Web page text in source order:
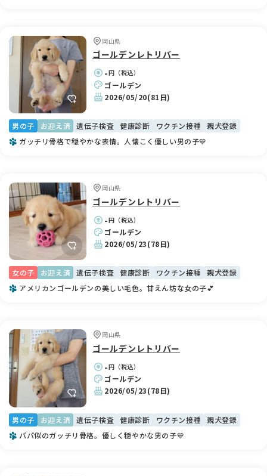
岡山県
ゴールデンレトリバー
-円（税込）
ゴールデン
2026/05/20(81日)
男の子 お迎え済 遺伝子検査 健康診断 ワクチン接種
親犬登録
ガッチリ骨格で穏やかな表情。人懐こく優しい男の子💙
岡山県
ゴールデンレトリバー
-円（税込）
ゴールデン
2026/05/23(78日)
女の子 お迎え済 遺伝子検査 健康診断 ワクチン接種
親犬登録
アメリカンゴールデンの美しい毛色。甘えん坊な女の子💕
岡山県
ゴールデンレトリバー
-円（税込）
ゴールデン
2026/05/23(78日)
男の子 お迎え済 遺伝子検査 健康診断 ワクチン接種
親犬登録
パパ似のガッチリ骨格。優しく穏やかな男の子💙